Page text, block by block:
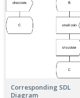
Corresponding SDL
Diagram